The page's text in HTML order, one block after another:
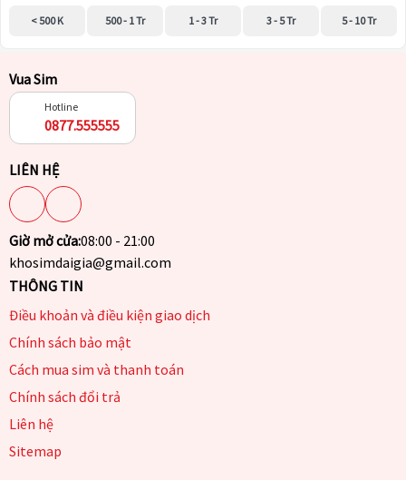
< 500 K 500 - 1 Tr 1 - 3 Tr 3 - 5 Tr 5 - 10 Tr
Vua Sim
Hotline
0877.555555
LIÊN HỆ
Giờ mở cửa:08:00 - 21:00
khosimdaigia@gmail.com
THÔNG TIN
Điều khoản và điều kiện giao dịch
Chính sách bảo mật
Cách mua sim và thanh toán
Chính sách đổi trả
Liên hệ
Sitemap